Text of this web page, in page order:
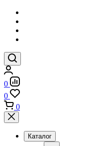
0
0
0
Каталог